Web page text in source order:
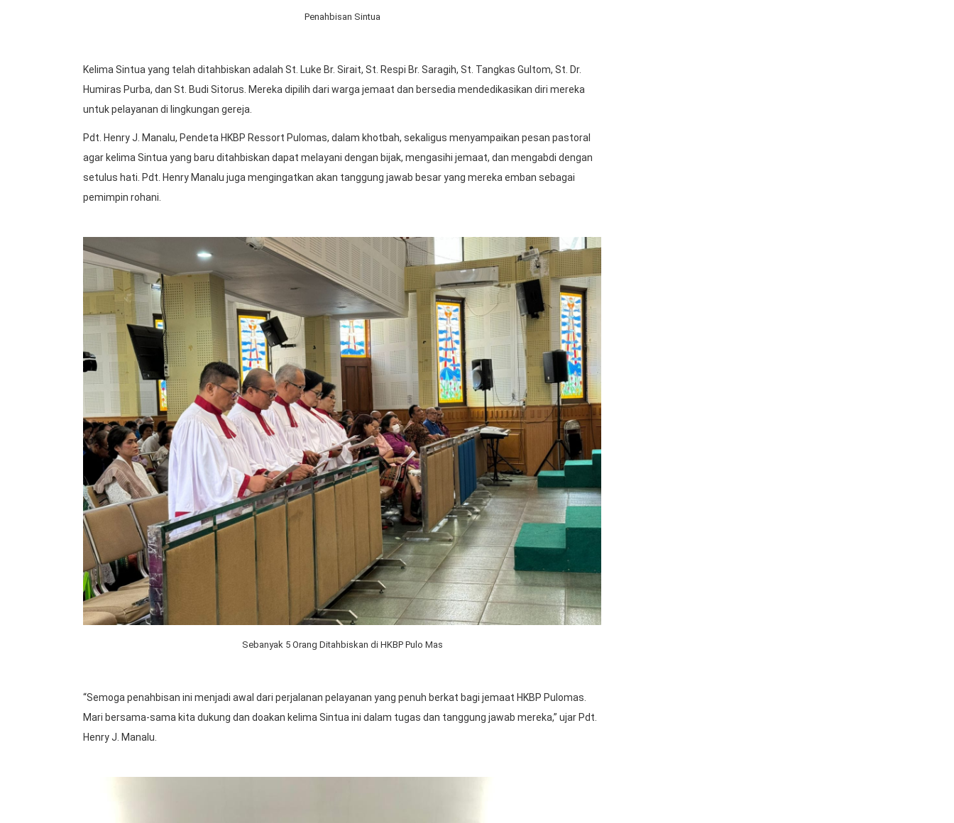
Penahbisan Sintua
Kelima Sintua yang telah ditahbiskan adalah St. Luke Br. Sirait, St. Respi Br. Saragih, St. Tangkas Gultom, St. Dr.
Humiras Purba, dan St. Budi Sitorus. Mereka dipilih dari warga jemaat dan bersedia mendedikasikan diri mereka
untuk pelayanan di lingkungan gereja.
Pdt. Henry J. Manalu, Pendeta HKBP Ressort Pulomas, dalam khotbah, sekaligus menyampaikan pesan pastoral
agar kelima Sintua yang baru ditahbiskan dapat melayani dengan bijak, mengasihi jemaat, dan mengabdi dengan
setulus hati. Pdt. Henry Manalu juga mengingatkan akan tanggung jawab besar yang mereka emban sebagai
pemimpin rohani.
Sebanyak 5 Orang Ditahbiskan di HKBP Pulo Mas
“Semoga penahbisan ini menjadi awal dari perjalanan pelayanan yang penuh berkat bagi jemaat HKBP Pulomas.
Mari bersama-sama kita dukung dan doakan kelima Sintua ini dalam tugas dan tanggung jawab mereka,” ujar Pdt.
Henry J. Manalu.